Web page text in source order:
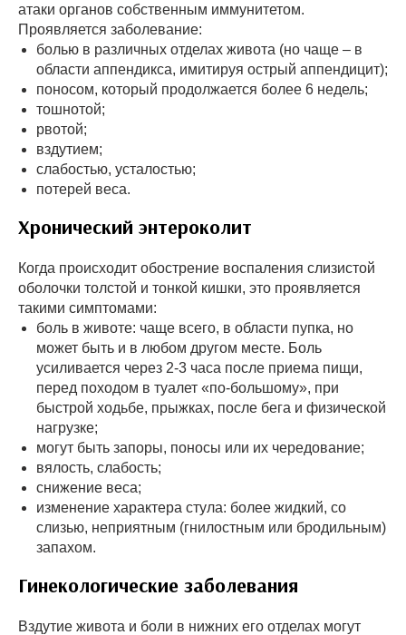
атаки органов собственным иммунитетом.
Проявляется заболевание:
болью в различных отделах живота (но чаще – в
области аппендикса, имитируя острый аппендицит);
поносом, который продолжается более 6 недель;
тошнотой;
рвотой;
вздутием;
слабостью, усталостью;
потерей веса.
Хронический энтероколит
Когда происходит обострение воспаления слизистой
оболочки толстой и тонкой кишки, это проявляется
такими симптомами:
боль в животе: чаще всего, в области пупка, но
может быть и в любом другом месте. Боль
усиливается через 2-3 часа после приема пищи,
перед походом в туалет «по-большому», при
быстрой ходьбе, прыжках, после бега и физической
нагрузке;
могут быть запоры, поносы или их чередование;
вялость, слабость;
снижение веса;
изменение характера стула: более жидкий, со
слизью, неприятным (гнилостным или бродильным)
запахом.
Гинекологические заболевания
Вздутие живота и боли в нижних его отделах могут